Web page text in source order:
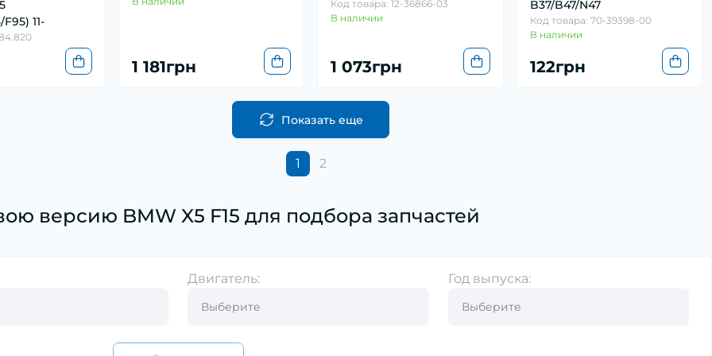
11-
1 181грн
Код товара: 12-36866-03
В наличии
1 073грн
B37/B47/N47
Код товара: 70-39398-00
В наличии
122грн
Показать еще
1 2
версию BMW X5 F15 для подбора запчастей
Двигатель: Год выпуска: